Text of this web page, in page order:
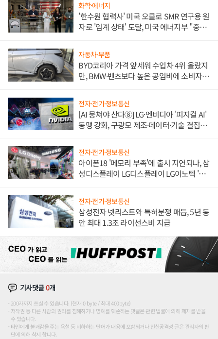
화학·에너지
'한수원 협력사' 미국 오클로 SMR 연구용 원
자로 '임계 상태' 도달, 미국 에너지부 "중요
자동차·부품
BYD코리아 가격 앞세워 수입차 4위 올랐지
만, BMW·벤츠보다 높은 공임비에 소비자
전자·전기·정보통신
[AI 뭉쳐야 산다⑧] LG·엔비디아 '피지컬 AI'
동맹 강화, 구광모 제조·데이터·기술 결집
전자·전기·정보통신
아이폰18 '메모리 부족'에 출시 지연되나, 삼
성디스플레이 LG디스플레이 LG이노텍 '탈
전자·전기·정보통신
삼성전자 넷리스트와 특허분쟁 매듭, 5년 동
안 최대 1.3조 라이선스비 지급
기사댓글0개
200자까지 쓰실 수 있습니다. (현재 0 byte / 최대 400byte)
저작권 등 다른 사람의 권리를 침해하거나 명예를 훼손하는 댓글은 관련 법률에 의해 제재를 받을
수 있습니다.
타인에게 불쾌감을 주는 욕설 등 비하하는 단어가 내용에 포함되거나 인신공격성 글은 관리자의 판
단에 의해 삭제 합니다.